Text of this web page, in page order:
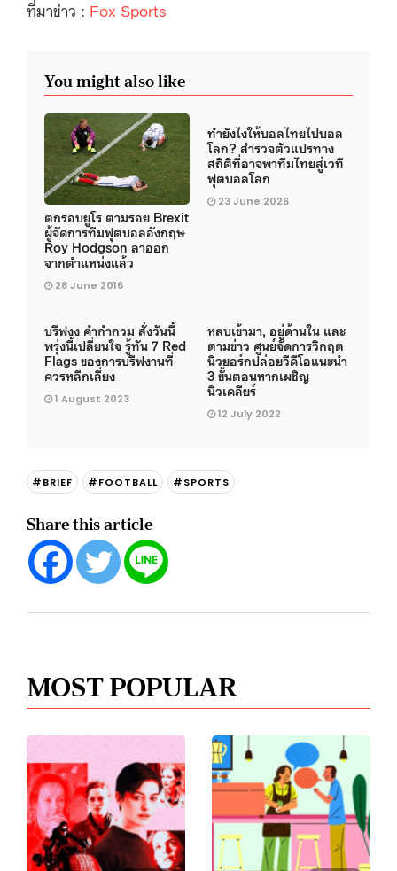
ที่มาข่าว : Fox Sports
You might also like
ตกรอบยูโร ตามรอย Brexit
ผู้จัดการทีมฟุตบอลอังกฤษ
Roy Hodgson ลาออก
จากตำแหน่งแล้ว
28 June 2016
ทำยังไงให้บอลไทยไปบอล
โลก? สำรวจตัวแปรทาง
สถิติที่อาจพาทีมไทยสู่เวที
ฟุตบอลโลก
23 June 2026
บรีฟงง คำกำกวม สั่งวันนี้
พรุ่งนี้เปลี่ยนใจ รู้ทัน 7 Red
Flags ของการบรีฟงานที่
ควรหลีกเลี่ยง
1 August 2023
หลบเข้ามา, อยู่ด้านใน และ
ตามข่าว ศูนย์จัดการวิกฤต
นิวยอร์กปล่อยวีดีโอแนะนำ
3 ขั้นตอนหากเผชิญ
นิวเคลียร์
12 July 2022
#BRIEF #FOOTBALL #SPORTS
Share this article
MOST POPULAR